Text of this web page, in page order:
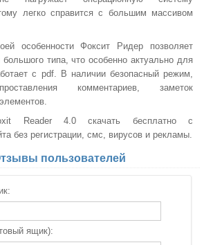
легко справится с большим массивом
особенности Фоксит Ридер позволяет
типа, что особенно актуально для
с pdf. В наличии безопасный режим,
комментариев, заметок
Reader 4.0 скачать бесплатно с
без регистрации, смс, вирусов и рекламы.
пользователей
ящик):